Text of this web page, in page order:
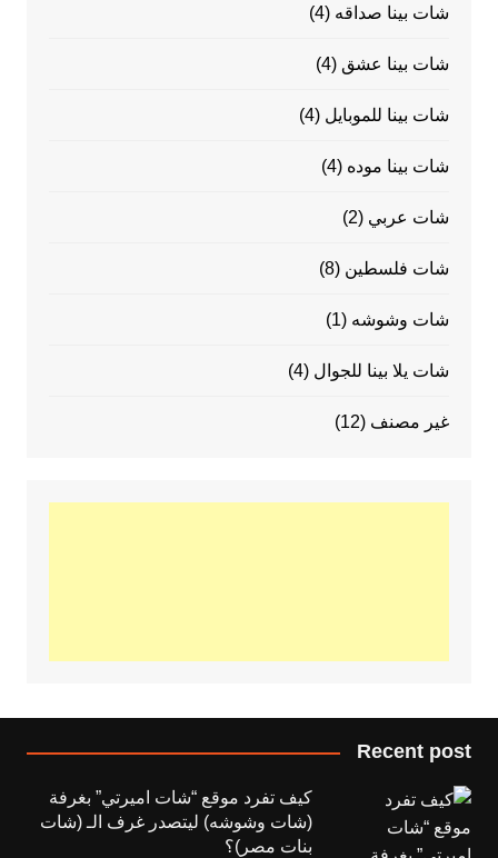
شات بينا صداقه (4)
شات بينا عشق (4)
شات بينا للموبايل (4)
شات بينا موده (4)
شات عربي (2)
شات فلسطين (8)
شات وشوشه (1)
شات يلا بينا للجوال (4)
غير مصنف (12)
Recent post
كيف تفرد موقع “شات اميرتي” بغرفة
(شات وشوشه) ليتصدر غرف الـ (شات
بنات مصر)؟